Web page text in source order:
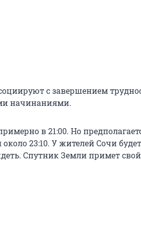
с завершением
начинаниями.
в 21:00. Но
23:10. У жителей Сочи
Спутник Земли примет свой